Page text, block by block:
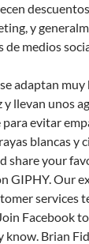
y
de medios
adaptan
y llevan unos
evitar
blancas y
share your
GIPHY. Our
services
Facebook
know. Brian